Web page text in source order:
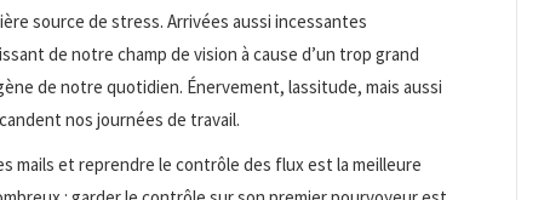
source de stress. Arrivées aussi incessantes
de notre champ de vision à cause d’un trop grand
de notre quotidien. Énervement, lassitude, mais aussi
nos journées de travail.
mails et reprendre le contrôle des flux est la meilleure